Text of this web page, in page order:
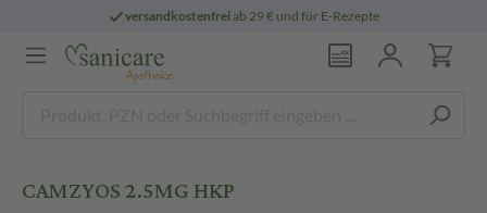
versandkostenfreiab 29 € und für E-Rezepte
CAMZYOS 2.5MG HKP